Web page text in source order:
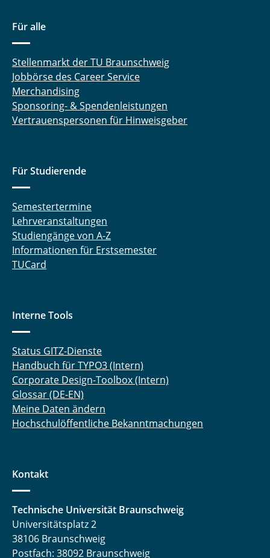
Für alle
Stellenmarkt der TU Braunschweig
Jobbörse des Career Service
Merchandising
Sponsoring- & Spendenleistungen
Vertrauenspersonen für Hinweisgeber
Für Studierende
Semestertermine
Lehrveranstaltungen
Studiengänge von A-Z
Informationen für Erstsemester
TUCard
Interne Tools
Status GITZ-Dienste
Handbuch für TYPO3 (Intern)
Corporate Design-Toolbox (Intern)
Glossar (DE-EN)
Meine Daten ändern
Hochschulöffentliche Bekanntmachungen
Kontakt
Technische Universität Braunschweig
Universitätsplatz 2
38106 Braunschweig
Postfach: 38092 Braunschweig